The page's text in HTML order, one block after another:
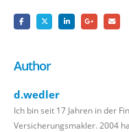
Author
d.wedler
Ich bin seit 17 Jahren in der
Versicherungsmakler. 2004